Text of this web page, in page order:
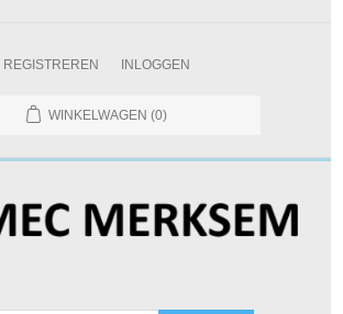
REGISTREREN INLOGGEN
WINKELWAGEN (0)